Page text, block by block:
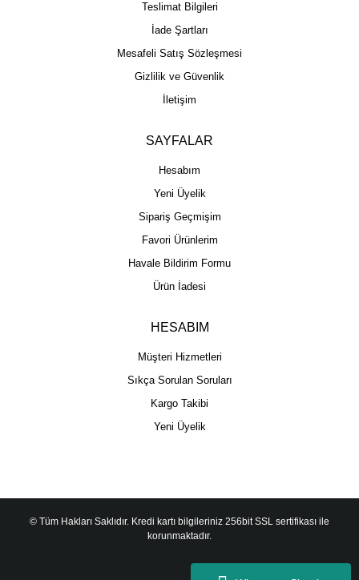
Teslimat Bilgileri
İade Şartları
Mesafeli Satış Sözleşmesi
Gizlilik ve Güvenlik
İletişim
SAYFALAR
Hesabım
Yeni Üyelik
Sipariş Geçmişim
Favori Ürünlerim
Havale Bildirim Formu
Ürün İadesi
HESABIM
Müşteri Hizmetleri
Sıkça Sorulan Soruları
Kargo Takibi
Yeni Üyelik
© Tüm Hakları Saklıdır. Kredi kartı bilgileriniz 256bit SSL sertifikası ile
korunmaktadır.